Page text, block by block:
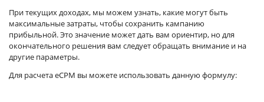
При текущих доходах, мы можем узнать, какие могут быть
максимальные затраты, чтобы сохранить кампанию
прибыльной. Это значение может дать вам ориентир, но для
окончательного решения вам следует обращать внимание и на
другие параметры.
Для расчета eCPM вы можете использовать данную формулу: